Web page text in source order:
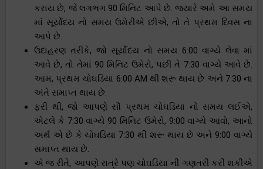
કરાય છે, જે લગભગ 90 મિનિટ આપે છે. જ્યારે અમે આ સમય
માં સૂર્યોદય નો સમય ઉમેરીએ છીએ, તો તે પ્રથમ દિવસ ના
આપે છે.
ઉદાહરણ તરીકે, જો સૂર્યોદય નો સમય 6:00 વાગ્યે લેવા માં
આવે છે, તો તેમાં 90 મિનિટ ઉમેરો, પછી તે 7:30 વાગ્યે આવે છે.
આમ, પ્રથમ ચોઘડિયા 6:00 AM થી શરૂ થાય છે અને 7:30 ના
અંતે સમાપ્ત થાય છે.
ફરી થી, જો આપણે સૌ પ્રથમ ચોઘડિયા નો સમય લઈએ,
એટલે કે 7:30 વાગ્યે 90 મિનિટ ઉમેરો, 9:00 વાગ્યે આવો, આનો
અર્થ એ છે કે ચોઘડિયા 7:30 થી શરૂ થાય છે અને 9:00 વાગ્યે
સમાપ્ત થાય છે.
એ જ રીતે, આપણે રાત્રે પણ ચોઘડિયા ની ગણતરી કરી શકીએ